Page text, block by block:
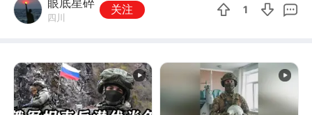
眼底星碎
四川
关注 1